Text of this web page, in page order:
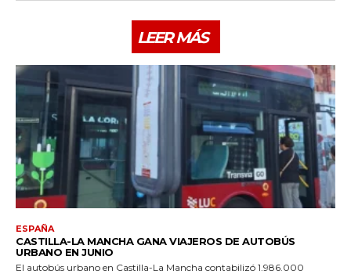
LEER MÁS
ESPAÑA
CASTILLA-LA MANCHA GANA VIAJEROS DE AUTOBÚS
URBANO EN JUNIO
El autobús urbano en Castilla-La Mancha contabilizó 1.986.000